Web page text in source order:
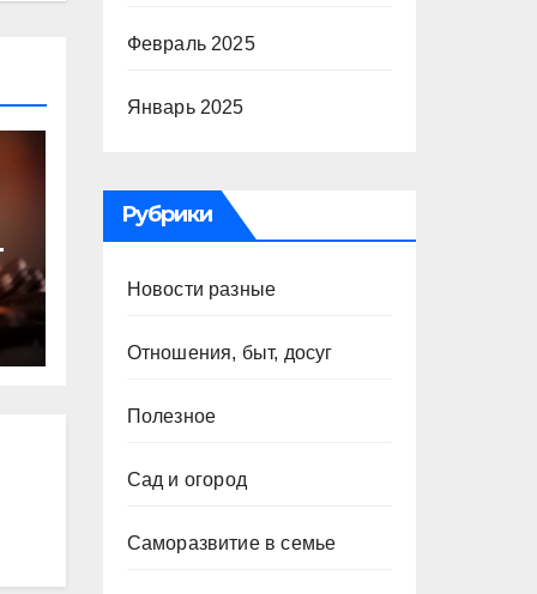
Февраль 2025
Январь 2025
Рубрики
Новости разные
Отношения, быт, досуг
Полезное
Сад и огород
Саморазвитие в семье